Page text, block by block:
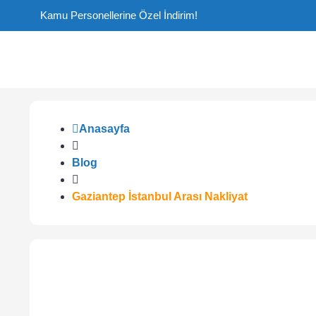
Kamu Personellerine Özel İndirim!
Anasayfa
Blog
Gaziantep İstanbul Arası Nakliyat